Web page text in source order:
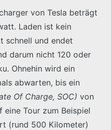
von Tesla beträgt
Laden ist kein
schnell und endet
darum nicht 120 oder
Ohnehin wird ein
abwarten, bis ein
Of Charge, SOC) von
Tour zum Beispiel
(rund 500 Kilometer)